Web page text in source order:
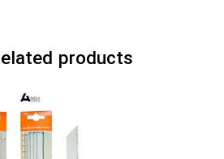
products